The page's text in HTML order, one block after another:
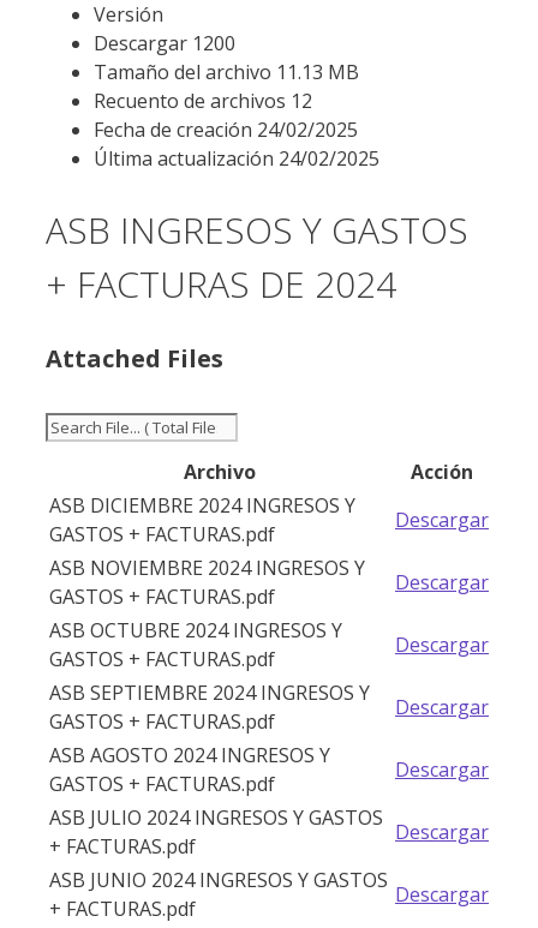
Versión
Descargar 1200
Tamaño del archivo 11.13 MB
Recuento de archivos 12
Fecha de creación 24/02/2025
Última actualización 24/02/2025
ASB INGRESOS Y GASTOS
+ FACTURAS DE 2024
Attached Files
Archivo
Acción
ASB DICIEMBRE 2024 INGRESOS Y
GASTOS + FACTURAS.pdf
Descargar
ASB NOVIEMBRE 2024 INGRESOS Y
GASTOS + FACTURAS.pdf
Descargar
ASB OCTUBRE 2024 INGRESOS Y
GASTOS + FACTURAS.pdf
Descargar
ASB SEPTIEMBRE 2024 INGRESOS Y
GASTOS + FACTURAS.pdf
Descargar
ASB AGOSTO 2024 INGRESOS Y
GASTOS + FACTURAS.pdf
Descargar
ASB JULIO 2024 INGRESOS Y GASTOS
+ FACTURAS.pdf
Descargar
ASB JUNIO 2024 INGRESOS Y GASTOS
+ FACTURAS.pdf
Descargar